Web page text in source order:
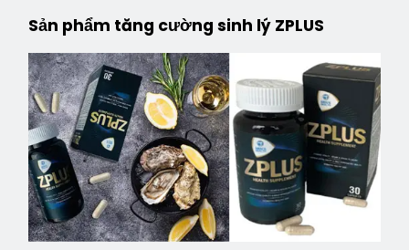
Sản phẩm tăng cường sinh lý ZPLUS